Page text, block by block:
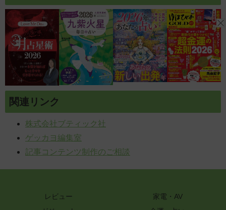
関連リンク
株式会社ブティック社
ゲッカヨ編集室
記事コンテンツ制作のご相談
レビュー
家電・AV